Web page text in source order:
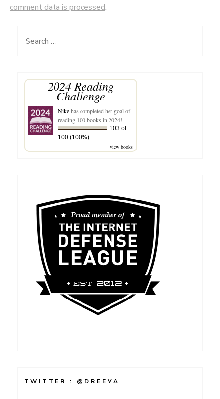
comment data is processed.
Search
2024 Reading
Challenge
Nikehas completed her goal of
reading 100 books in 2024!
103 of
100 (100%)
view books
TWITTER : @DREEVA